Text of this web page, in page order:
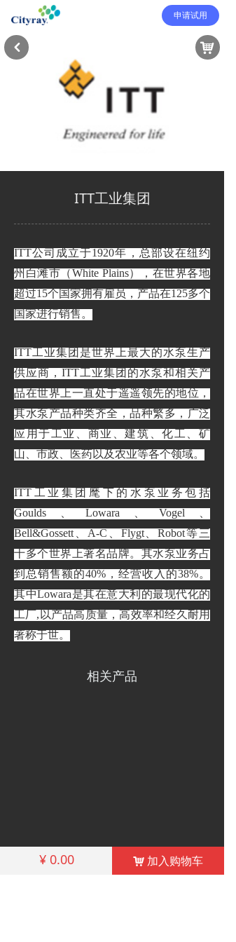
申请试用
ITT工业集团
ITT公司成立于1920年，总部设在纽约
州白滩市（White Plains），在世界各地
超过15个国家拥有雇员，产品在125多个
国家进行销售。
ITT工业集团是世界上最大的水泵生产
供应商，ITT工业集团的水泵和相关产
品在世界上一直处于遥遥领先的地位，
其水泵产品种类齐全，品种繁多，广泛
应用于工业、商业、建筑、化工、矿
山、市政、医药以及农业等各个领域。
ITT工业集团麾下的水泵业务包括
Goulds、Lowara、Vogel、
Bell&Gossett、A-C、Flygt、Robot等三
十多个世界上著名品牌。其水泵业务占
到总销售额的40%，经营收入的38%。
其中Lowara是其在意大利的最现代化的
工厂,以产品高质量，高效率和经久耐用
著称于世。
相关产品
¥ 0.00
낙
낒
낙 加入购物车